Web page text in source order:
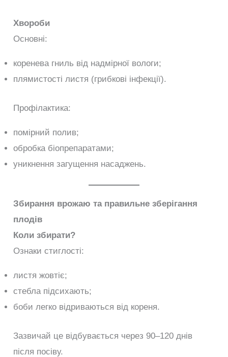
Хвороби
Основні:
коренева гниль від надмірної вологи;
плямистості листя (грибкові інфекції).
Профілактика:
помірний полив;
обробка біопрепаратами;
уникнення загущення насаджень.
Збирання врожаю та правильне зберігання
плодів
Коли збирати?
Ознаки стиглості:
листя жовтіє;
стебла підсихають;
боби легко відриваються від кореня.
Зазвичай це відбувається через 90–120 днів
після посіву.